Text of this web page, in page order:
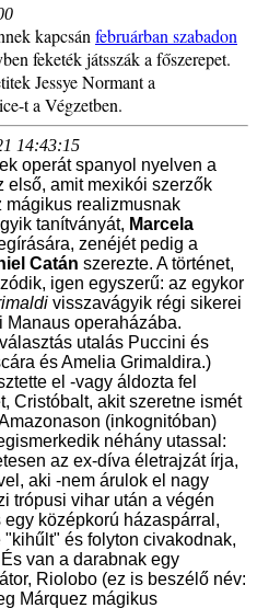
kapcsán februárban szabadon
feketék játsszák a főszerepet.
Jessye Normant a
t a Végzetben.
14:43:15
operát spanyol nyelven a
első, amit mexikói szerzők
mágikus realizmusnak
tanítványát, Marcela
zenéjét pedig a
Catán szerezte. A történet,
igen egyszerű: az egykor
visszavágyik régi sikerei
operaházába.
utalás Puccini és
és Amelia Grimaldira.)
el -vagy áldozta fel
Cristóbalt, akit szeretne ismét
(inkognitóban)
néhány utassal:
az ex-díva életrajzát írja,
aki -nem árulok el nagy
trópusi vihar után a végén
középkorú házaspárral,
és folyton civakodnak,
van a darabnak egy
Riolobo (ez is beszélő név:
Márquez mágikus